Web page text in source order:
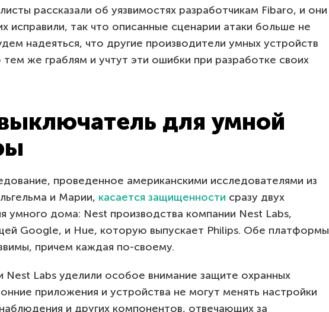
рассказали об уязвимостях разработчикам Fibaro, и они
исправили, так что описанные сценарии атаки больше не
надеяться, что другие производители умных устройств
же граблям и учтут эти ошибки при разработке своих
для умной
проведенное американскими исследователями из
и Марии, касается защищенности сразу двух
умного дома: Nest производства компании Nest Labs,
Google, и Hue, которую выпускает Philips. Обе платформы
причем каждая по-своему.
Nest Labs уделили особое внимание защите охранных
приложения и устройства не могут менять настройки
и других компонентов, отвечающих за